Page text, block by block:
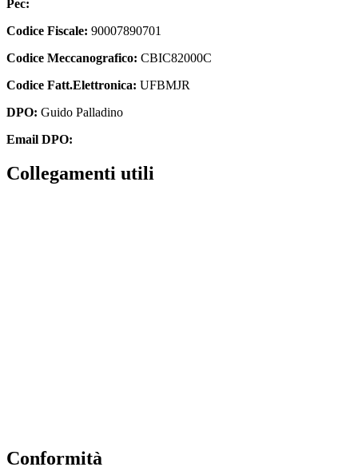
Pec:
Codice Fiscale: 90007890701
Codice Meccanografico: CBIC82000C
Codice Fatt.Elettronica: UFBMJR
DPO: Guido Palladino
Email DPO:
Collegamenti utili
Conformità